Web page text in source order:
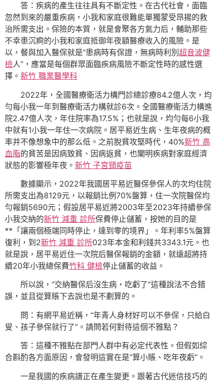
答：疾病的產生往往具有不斷定性。在古代社會，面臨
忽然到來的嚴重疾病，小我和家庭很難能單獨蒙受昂揚的救
治所需支出。保險的本質，就是會聚各方氣力后，輔助那些
不幸患沉痾的小我和家庭抵御年夜額醫療收入的風險。是
以，餐與加入醫保就是“患病時有保證，無病時利別 超音波健
檢人”，應當是每個群眾面臨疾病風險不斷定性時的感性選
擇。 新竹 職業醫學科
2022年，全國醫療衛活力構門診總診療84.2億人次，均
勻每小我一年到醫療衛活力構就診6次。全國醫療衛活力構進
院2.47億人次，年住院率為17.5%；也就是說，均勻每6小我
中就有1小我一年住一次病院。居平易近生病、生年夜病的概
率并不像想象中的那么低。之前脫貧攻堅時代，40%新竹 高
血脂的貧苦是因病致貧、因病返貧，也闡明疾病對家庭經濟
狀態的影響極年夜。 新竹 子宮頸疫苗
數據顯示，2022年我國居平易近醫保參保人的次均住院
所需支出為8129元，以報銷比例70%盤算，住一次院醫保均
勻報銷5690元；假設居平易近將2003年至2023年持續參保
小我交納的新竹 減重 診所保費停止儲蓄，按她的目的是
**「讓兩個極端同時停止，達到零的境界」。年利率5%盤算
復利，到2新竹 減重 診所023年本金和利錢共3343.1元。也
就是說，居平易近住一次院后醫保報銷的金額，就遠超將持
續20年小我總保費竹科 健檢停止儲蓄的收益。
所以說，“交納醫保后沒生病，吃虧了”這種說法不合錯
誤，並且從算賬下去說也是不劃算的。
問：有網平易近稱，“年青人身材好可以不參保，只給白
叟、孩子參保就行了”。請問若何對待這個不雅點？
答：這種不雅點在部門人群中有必定代表性。但假如綜
合斟酌各方面原因，會發明這實在是“算小賬、吃年夜虧”。
一是我國的疾病譜正在產生變更。跟著古代迷信技巧的